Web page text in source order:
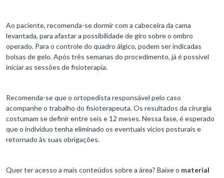
Ao paciente, recomenda-se dormir com a cabeceira da cama
levantada, para afastar a possibilidade de giro sobre o ombro
operado. Para o controle do quadro álgico, podem ser indicadas
bolsas de gelo. Após três semanas do procedimento, já é possível
iniciar as sessões de fisioterapia.
Recomenda-se que o ortopedista responsável pelo caso
acompanhe o trabalho do fisioterapeuta. Os resultados da cirurgia
costumam se definir entre seis e 12 meses. Nessa fase, é esperado
que o indivíduo tenha eliminado os eventuais vícios posturais e
retornado às suas obrigações.
Quer ter acesso a mais conteúdos sobre a área? Baixe o material